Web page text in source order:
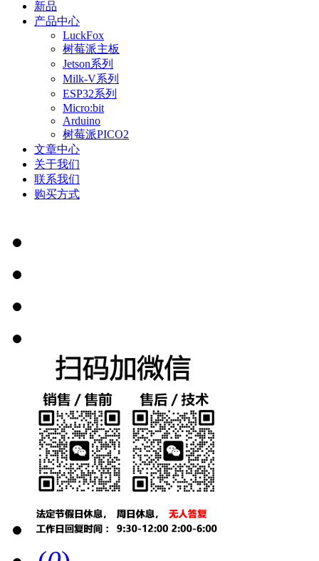
新品
产品中心
LuckFox
树莓派主板
Jetson系列
Milk-V系列
ESP32系列
Micro:bit
Arduino
树莓派PICO2
文章中心
关于我们
联系我们
购买方式